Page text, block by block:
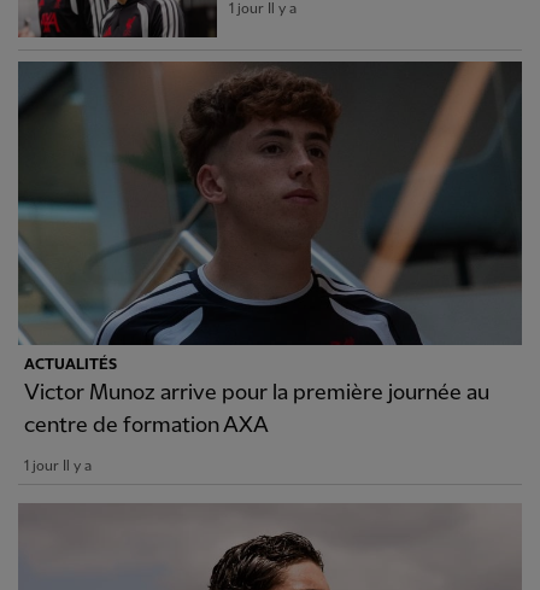
1 jour Il y a
ACTUALITÉS
Victor Munoz arrive pour la première journée au
centre de formation AXA
1 jour Il y a